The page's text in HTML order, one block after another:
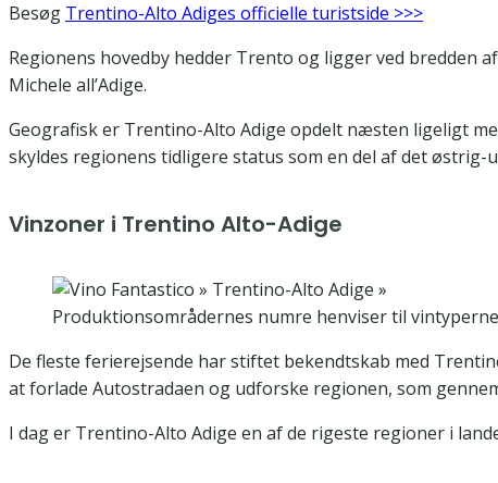
Besøg Trentino-Alto Adiges officielle turistside >>>
Regionens hovedby hedder Trento og ligger ved bredden
Michele all’Adige.
Geografisk er Trentino-Alto Adige opdelt næsten ligeligt
skyldes regionens tidligere status som en del af det
Vinzoner i Trentino Alto-Adige
Produktionsområdernes numre henviser til
De fleste ferierejsende har stiftet bekendtskab med
at forlade Autostradaen og udforske regionen, som
I dag er Trentino-Alto Adige en af de rigeste regioner i